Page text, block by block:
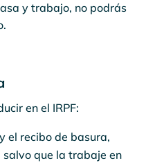
y trabajo, no podrás
en el IRPF:
el recibo de basura,
que la trabaje en